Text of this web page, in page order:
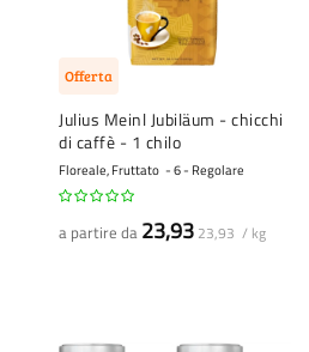
Offerta
Julius Meinl Jubiläum - chicchi
di caffè - 1 chilo
Floreale, Fruttato 6 - Regolare
a partire da 23,93 23,93 / kg